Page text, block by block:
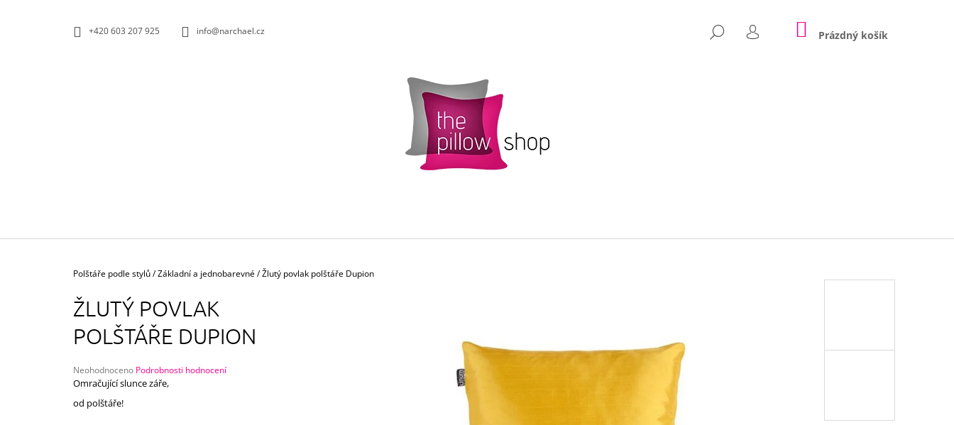
+420 603 207 925 info@narchael.cz HLEDAT
PŘIHLÁŠENÍ
NÁKUPNÍ
KOŠÍK
Prázdný košík
Domů
Polštáře podle stylů/Základní a jednobarevné/Žlutý povlak polštáře Dupion
ŽLUTÝ POVLAK
POLŠTÁŘE DUPION
Průměrné
hodnocení
je
Neohodnoceno Podrobnosti hodnocení
Omračující slunce záře,
od polštáře!
CO POTŘEBUJETE NAJÍT?
HLEDAT
POVLAK POLŠTÁŘE ELEPHANT
750 Kč